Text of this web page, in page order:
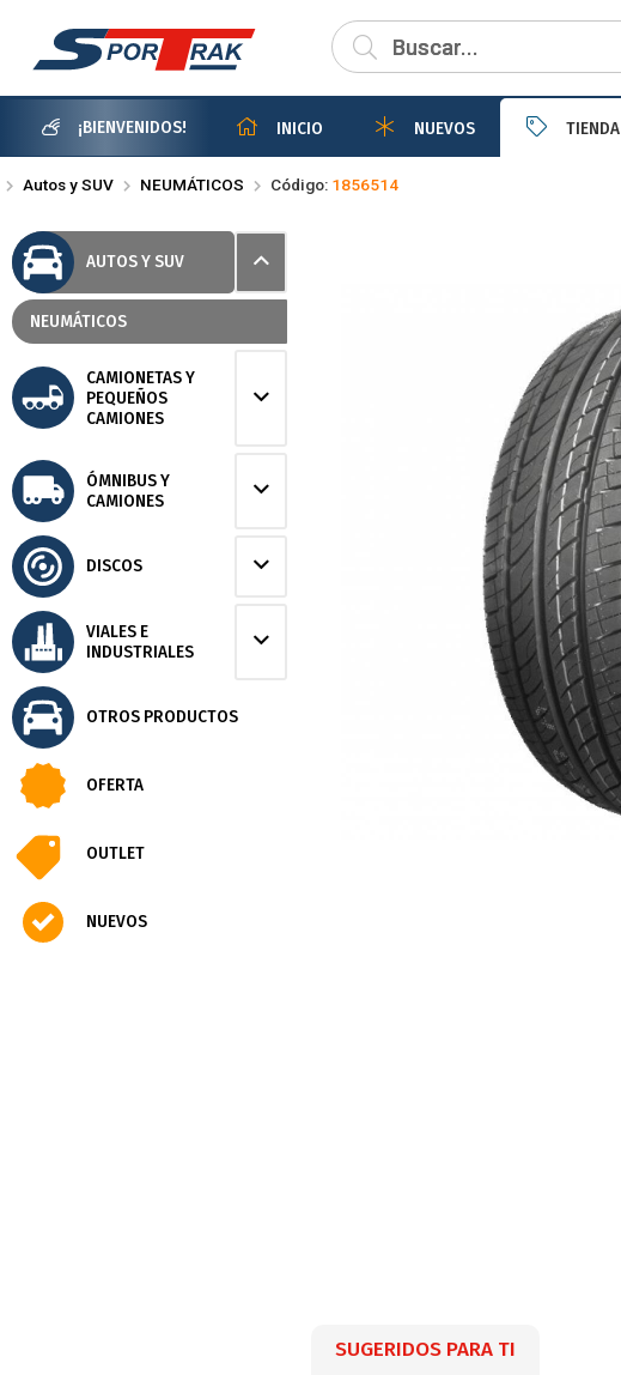
Compartir por email
¡BIENVENIDOS! INICIO NUEVOS TIENDA
Autos y SUV NEUMÁTICOS Código: 1856514
AUTOS Y SUV
NEUMÁTICOS
CAMIONETAS Y
PEQUEÑOS
CAMIONES
ÓMNIBUS Y
CAMIONES
DISCOS
VIALES E
INDUSTRIALES
OTROS PRODUCTOS
OFERTA
OUTLET
NUEVOS
SUGERIDOS PARA TI